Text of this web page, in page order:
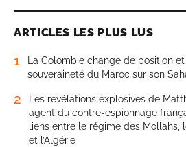
ARTICLES LES PLUS LUS
1
La Colombie change de position
souveraineté du Maroc sur son
2
Les révélations explosives de
agent du contre-espionnage
liens entre le régime des Mollahs,
et l’Algérie